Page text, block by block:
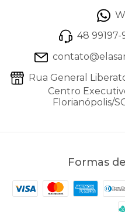
48
Rua General
Centro
Florianópolis/
Formas